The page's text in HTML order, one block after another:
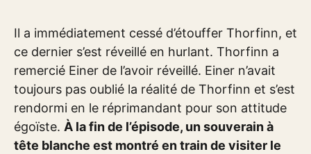
Il a immédiatement cessé d’étouffer Thorfinn, et
ce dernier s’est réveillé en hurlant. Thorfinn a
remercié Einer de l’avoir réveillé. Einer n’avait
toujours pas oublié la réalité de Thorfinn et s’est
rendormi en le réprimandant pour son attitude
égoïste. À la fin de l’épisode, un souverain à
tête blanche est montré en train de visiter le